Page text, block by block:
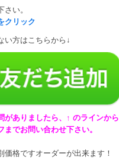
い。
クリック
い方はこちらから↓
がありましたら、↑ のラインか
までお問い合わせ下さい。
価格ですオーダーが出来ます！